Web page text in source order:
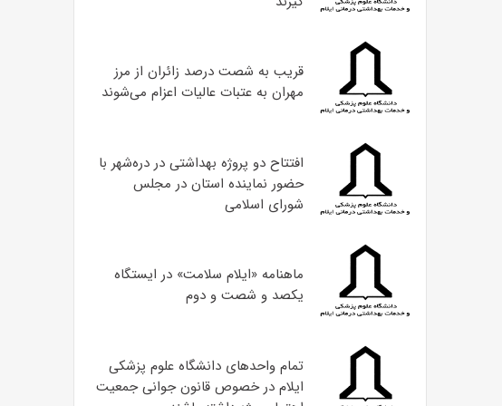
قریب به شصت درصد زائران از مرز
مهران به عتبات عالیات اعزام می‌شوند
افتتاح دو پروژه بهداشتی در دره‌شهر با
حضور نماینده استان در مجلس
شورای اسلامی
ماهنامه «ایلام سلامت» در ایستگاه
یکصد و شصت و دوم
تمام واحدهای دانشگاه علوم پزشکی
ایلام در خصوص قانون جوانی جمعیت